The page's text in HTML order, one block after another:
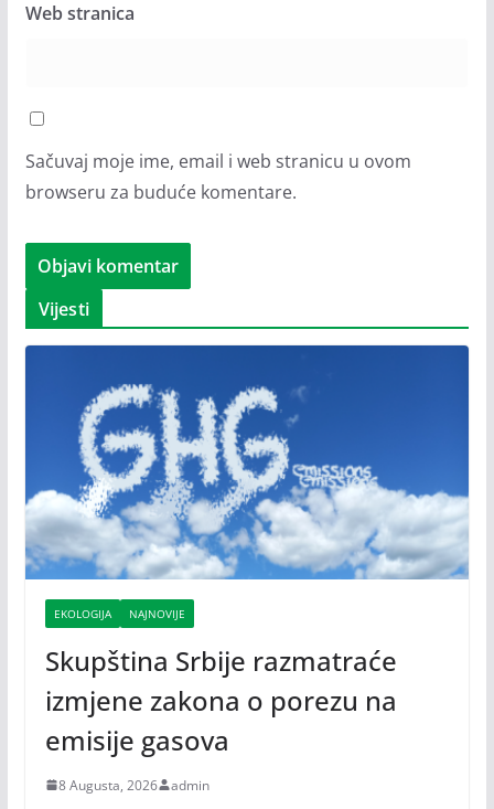
Web stranica
Sačuvaj moje ime, email i web stranicu u ovom
browseru za buduće komentare.
Vijesti
EKOLOGIJA NAJNOVIJE
Skupština Srbije razmatraće
izmjene zakona o porezu na
emisije gasova
8 Augusta, 2026 admin